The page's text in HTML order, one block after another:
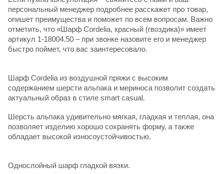
персональный менеджер подробнее расскажет про товар,
опишет преимущества и поможет по всем вопросам. Важно
отметить, что «Шарф Cordelia, красный (гвоздика)» имеет
артикул 1-18004.50 – при звонке назовите его и менеджер
быстро поймет, что вас заинтересовало.
Шарф Cordelia из воздушной пряжи с высоким
содержанием шерсти альпака и мериноса позволит создать
актуальный образ в стиле smart casual.
Шерсть альпака удивительно мягкая, гладкая и теплая, она
позволяет изделию хорошо сохранять форму, а также
обладает высокой износоустойчивостью.
Однослойный шарф гладкой вязки.